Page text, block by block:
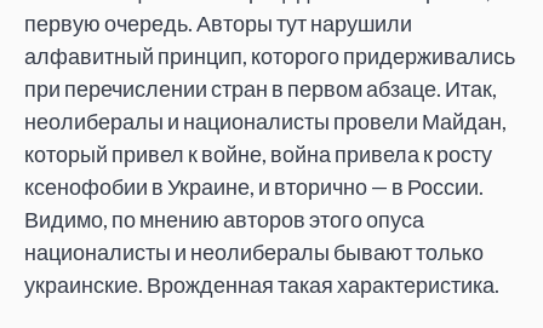
первую очередь. Авторы тут нарушили
алфавитный принцип, которого придерживались
при перечислении стран в первом абзаце. Итак,
неолибералы и националисты провели Майдан,
который привел к войне, война привела к росту
ксенофобии в Украине, и вторично — в России.
Видимо, по мнению авторов этого опуса
националисты и неолибералы бывают только
украинские. Врожденная такая характеристика.